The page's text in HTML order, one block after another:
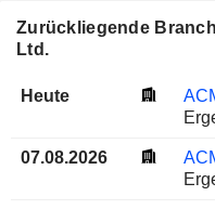
Zurückliegende
Ltd.
Heute
07.08.2026